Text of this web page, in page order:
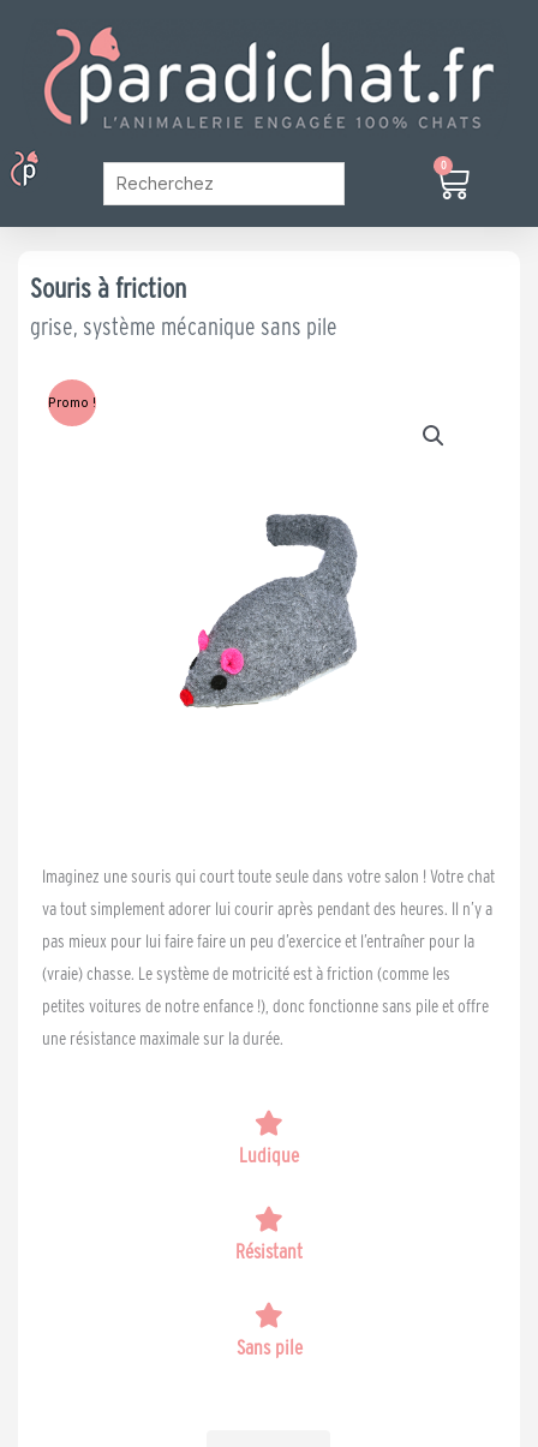
contenu
Menu 0
Panier
Souris à friction
grise, système mécanique sans pile
Promo !
Imaginez une souris qui court toute seule dans votre salon ! Votre chat
va tout simplement adorer lui courir après pendant des heures. Il n’y a
pas mieux pour lui faire faire un peu d’exercice et l’entraîner pour la
(vraie) chasse. Le système de motricité est à friction (comme les
petites voitures de notre enfance !), donc fonctionne sans pile et offre
une résistance maximale sur la durée.
Ludique
Résistant
Sans pile